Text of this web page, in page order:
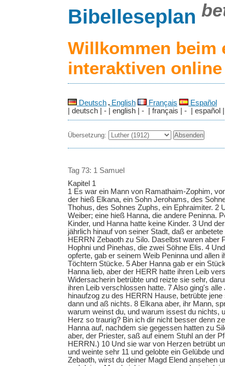
Bibelleseplan
Willkommen beim
interaktiven
Deutsch English Français
Español
| deutsch | - | english | - | français | - | español |
Übersetzung:
Tag 73: 1 Samuel
Kapitel 1
1 Es war ein Mann von Ramathaim-Zophim,
der hieß Elkana, ein Sohn Jerohams, des
Thohus, des Sohnes Zuphs, ein Ephraimiter. 2
Weiber; eine hieß Hanna, die andere Peninna.
Kinder, und Hanna hatte keine Kinder. 3 Und
jährlich hinauf von seiner Stadt, daß er
HERRN Zebaoth zu Silo. Daselbst waren aber
Hophni und Pinehas, die zwei Söhne Elis. 4
opferte, gab er seinem Weib Peninna und allen
Töchtern Stücke. 5 Aber Hanna gab er ein
Hanna lieb, aber der HERR hatte ihren Leib
Widersacherin betrübte und reizte sie sehr,
ihren Leib verschlossen hatte. 7 Also ging's alle
hinaufzog zu des HERRN Hause, betrübte
dann und aß nichts. 8 Elkana aber, ihr Mann,
warum weinst du, und warum issest du nichts,
Herz so traurig? Bin ich dir nicht besser denn
Hanna auf, nachdem sie gegessen hatten zu
aber, der Priester, saß auf einem Stuhl an der
HERRN.) 10 Und sie war von Herzen betrübt
und weinte sehr 11 und gelobte ein Gelübde
Zebaoth, wirst du deiner Magd Elend ansehen